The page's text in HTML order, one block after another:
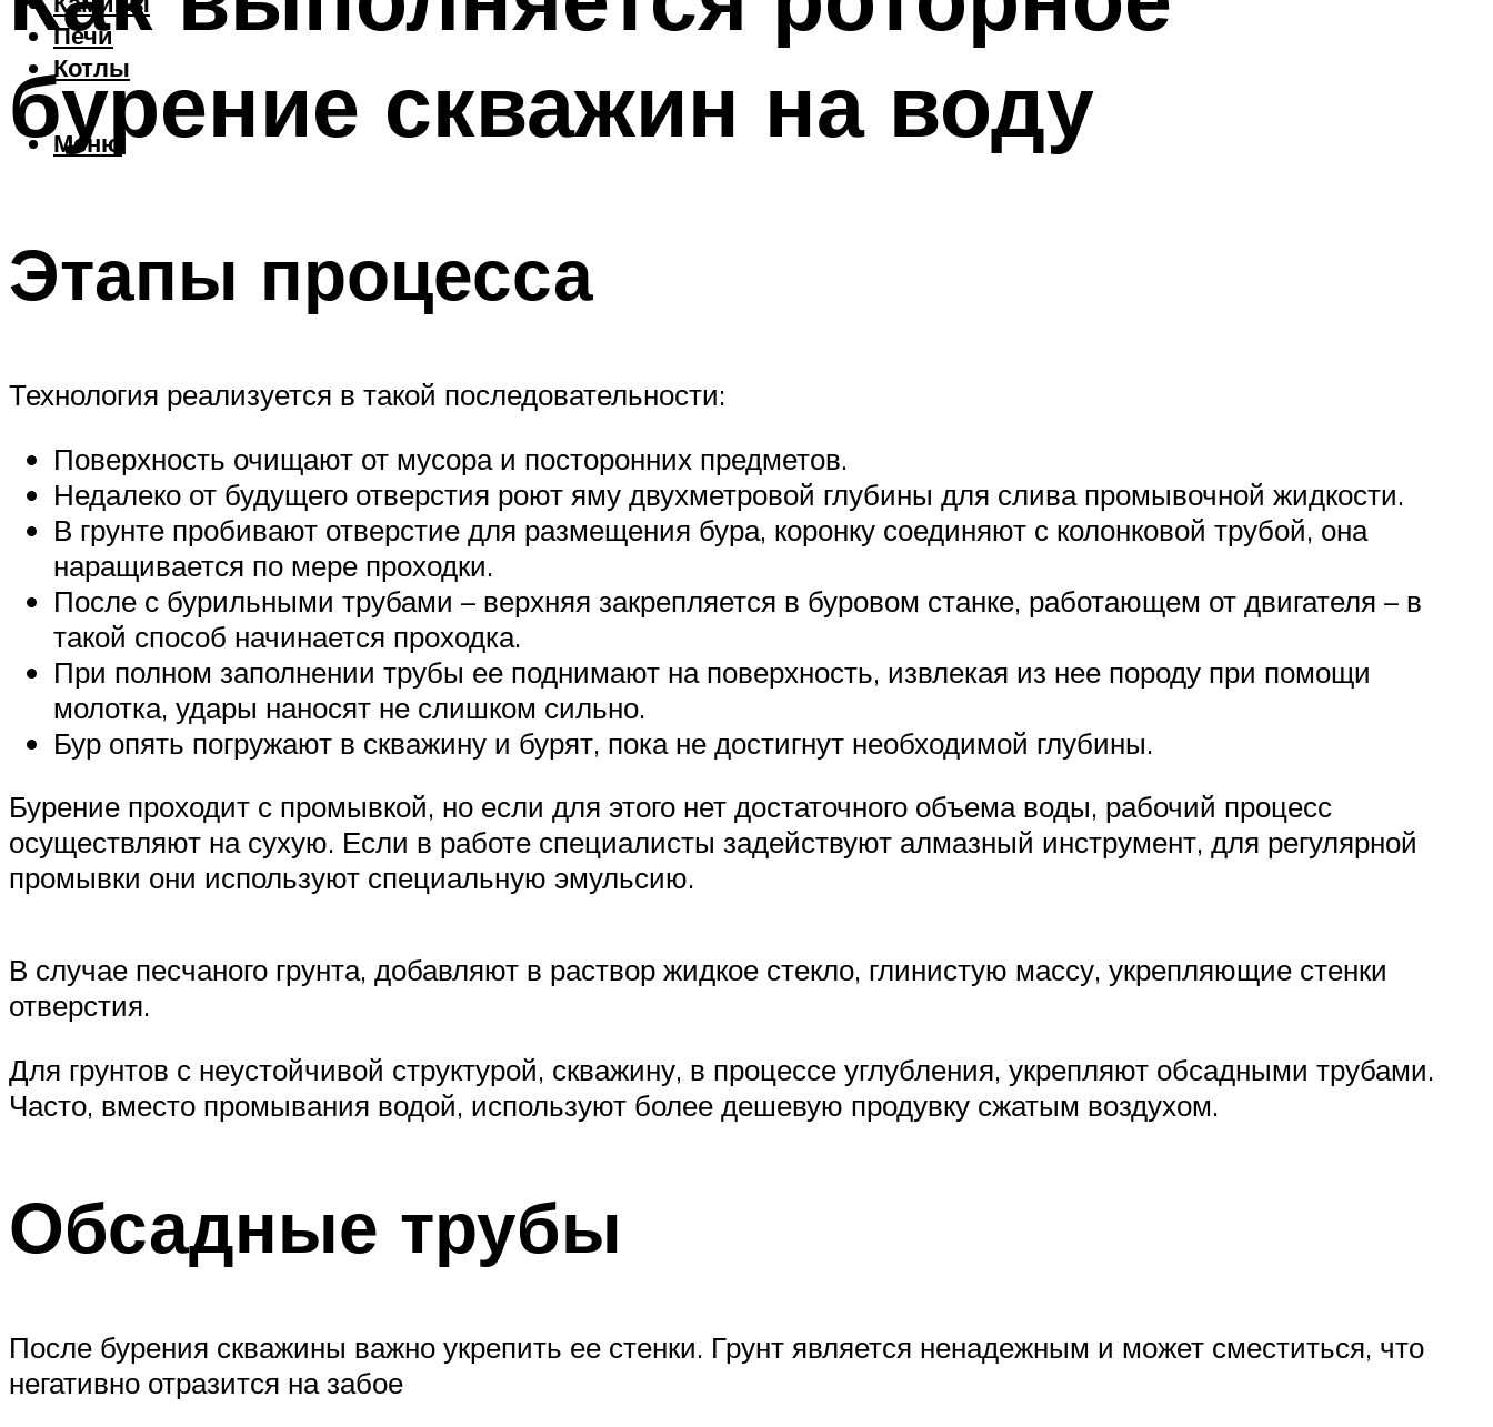
Печи
Котлы
Меню
бурение скважин на воду
Этапы процесса
Технология реализуется в такой последовательности:
Поверхность очищают от мусора и посторонних предметов.
Недалеко от будущего отверстия роют яму двухметровой глубины для слива промывочной жидкости.
В грунте пробивают отверстие для размещения бура, коронку соединяют с колонковой трубой, она
наращивается по мере проходки.
После с бурильными трубами – верхняя закрепляется в буровом станке, работающем от двигателя – в
такой способ начинается проходка.
При полном заполнении трубы ее поднимают на поверхность, извлекая из нее породу при помощи
молотка, удары наносят не слишком сильно.
Бур опять погружают в скважину и бурят, пока не достигнут необходимой глубины.
Бурение проходит с промывкой, но если для этого нет достаточного объема воды, рабочий процесс
осуществляют на сухую. Если в работе специалисты задействуют алмазный инструмент, для регулярной
промывки они используют специальную эмульсию.
В случае песчаного грунта, добавляют в раствор жидкое стекло, глинистую массу, укрепляющие стенки
отверстия.
Для грунтов с неустойчивой структурой, скважину, в процессе углубления, укрепляют обсадными трубами.
Часто, вместо промывания водой, используют более дешевую продувку сжатым воздухом.
Обсадные трубы
После бурения скважины важно укрепить ее стенки. Грунт является ненадежным и может сместиться, что
негативно отразится на забое